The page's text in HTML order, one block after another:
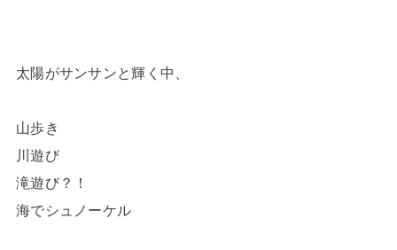
太陽がサンサンと輝く中、
山歩き
川遊び
滝遊び？！
海でシュノーケル